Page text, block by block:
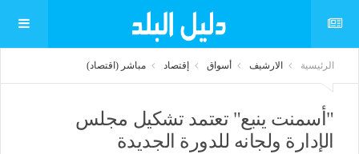
الرئيسية الارشيف أسواق إقتصاد مباشر (اقتصاد)
"أسمنت ينبع" تعتمد تشكيل مجلس
الإدارة ولجانه للدورة الجديدة